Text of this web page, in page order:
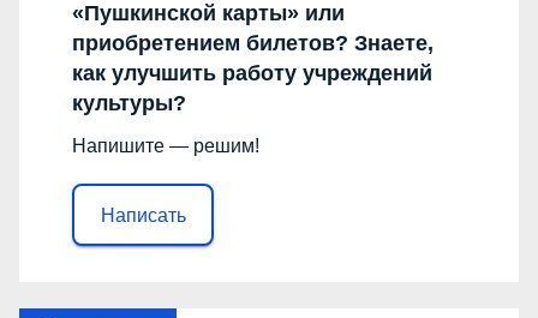
«Пушкинской карты» или
приобретением билетов? Знаете,
как улучшить работу учреждений
культуры?
Напишите — решим!
Написать